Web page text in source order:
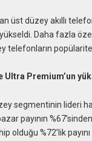
üst düzey akıllı
yükseldi. Daha fazla
telefonların
Ultra Premium’un
segmentinin lideri
payının
olduğu %72’lik